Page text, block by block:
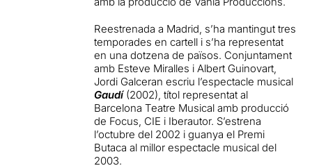
Reestrenada a Madrid, s’ha mantingut tres
temporades en cartell i s’ha representat
en una dotzena de països. Conjuntament
amb Esteve Miralles i Albert Guinovart,
Jordi Galceran escriu l’espectacle musical
Gaudí (2002), títol representat al
Barcelona Teatre Musical amb producció
de Focus, CIE i Iberautor. S’estrena
l’octubre del 2002 i guanya el Premi
Butaca al millor espectacle musical del
2003.